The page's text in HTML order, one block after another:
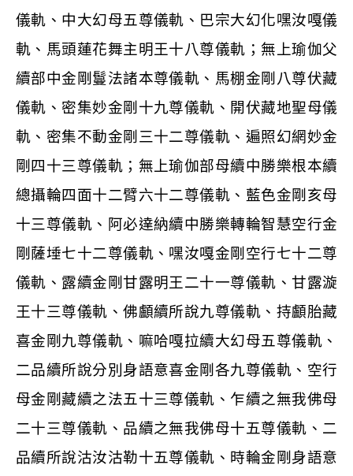
儀軌、中大幻母五尊儀軌、巴宗大幻化嘿汝嘎儀
軌、馬頭蓮花舞主明王十八尊儀軌；無上瑜伽父
續部中金剛鬘法諸本尊儀軌、馬棚金剛八尊伏藏
儀軌、密集妙金剛十九尊儀軌、開伏藏地聖母儀
軌、密集不動金剛三十二尊儀軌、遍照幻網妙金
剛四十三尊儀軌；無上瑜伽部母續中勝樂根本續
總攝輪四面十二臂六十二尊儀軌、藍色金剛亥母
十三尊儀軌、阿必達納續中勝樂轉輪智慧空行金
剛薩埵七十二尊儀軌、嘿汝嘎金剛空行七十二尊
儀軌、露續金剛甘露明王二十一尊儀軌、甘露漩
王十三尊儀軌、佛顱續所說九尊儀軌、持顱胎藏
喜金剛九尊儀軌、嘛哈嘎拉續大幻母五尊儀軌、
二品續所說分別身語意喜金剛各九尊儀軌、空行
母金剛藏續之法五十三尊儀軌、乍續之無我佛母
二十三尊儀軌、品續之無我佛母十五尊儀軌、二
品續所說沽汝沽勒十五尊儀軌、時輪金剛身語意